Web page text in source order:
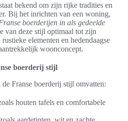
bekend om zijn rijke tradities en
Bij het inrichten van een woning,
boerderijen in als gedeelde
van deze stijl optimaal tot zijn
elementen en hedendaagse
woonconcept.
boerderij stijl
Franse boerderij stijl omvatten:
houten tafels en comfortabele